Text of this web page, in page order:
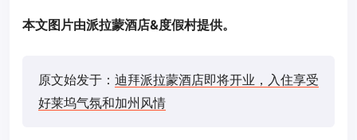
本文图片由派拉蒙酒店&度假村提供。
原文始发于： 迪拜派拉蒙酒店即将开业，入住享受
好莱坞气氛和加州风情